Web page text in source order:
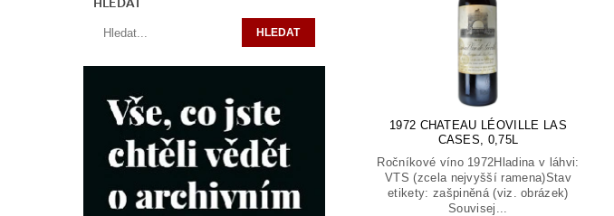
1972 CHATEAU LÉOVILLE LAS
CASES, 0,75L
Ročníkové víno 1972Hladina v láhvi:
VTS (zcela nejvyšší ramena)Stav
etikety: zašpiněná (viz. obrázek)
Souvisej...